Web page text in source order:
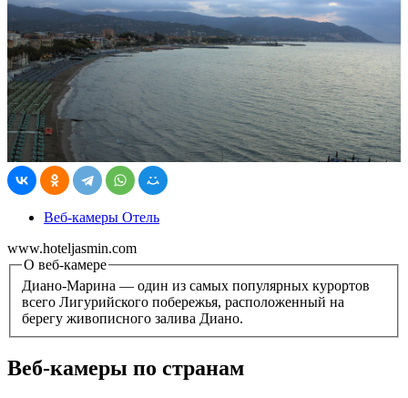
Веб-камеры Отель
www.hoteljasmin.com
О веб-камере
Диано-Марина — один из самых популярных курортов
всего Лигурийского побережья, расположенный на
берегу живописного залива Диано.
Веб-камеры по странам